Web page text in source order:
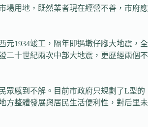
場用地，既然業者現在經營不善，市府應
1934竣工，隔年即遇墩仔腳大地震，全
二十世紀兩次中部大地震，更歷經兩個不
眾感到不解。目前市政府只規劃了L型的
方整體發展與居民生活便利性，對后里未